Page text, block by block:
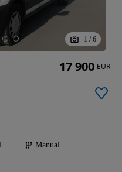
1 / 6
Manual
17 900 EUR